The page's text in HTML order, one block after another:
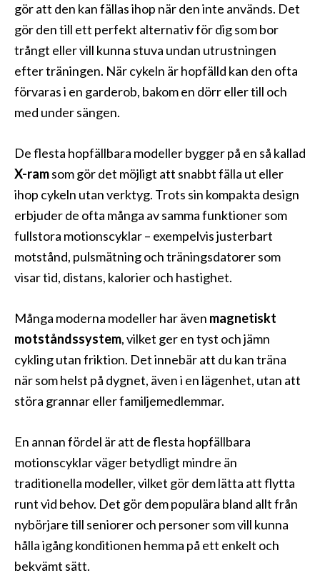
gör att den kan fällas ihop när den inte används. Det
gör den till ett perfekt alternativ för dig som bor
trångt eller vill kunna stuva undan utrustningen
efter träningen. När cykeln är hopfälld kan den ofta
förvaras i en garderob, bakom en dörr eller till och
med under sängen.
De flesta hopfällbara modeller bygger på en så kallad
X-ramsom gör det möjligt att snabbt fälla ut eller
ihop cykeln utan verktyg. Trots sin kompakta design
erbjuder de ofta många av samma funktioner som
fullstora motionscyklar – exempelvis justerbart
motstånd, pulsmätning och träningsdatorer som
visar tid, distans, kalorier och hastighet.
Många moderna modeller har även magnetiskt
motståndssystem, vilket ger en tyst och jämn
cykling utan friktion. Det innebär att du kan träna
när som helst på dygnet, även i en lägenhet, utan att
störa grannar eller familjemedlemmar.
En annan fördel är att de flesta hopfällbara
motionscyklar väger betydligt mindre än
traditionella modeller, vilket gör dem lätta att flytta
runt vid behov. Det gör dem populära bland allt från
nybörjare till seniorer och personer som vill kunna
hålla igång konditionen hemma på ett enkelt och
bekvämt sätt.